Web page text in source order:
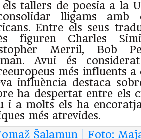
tallers de poesia a la
lligams amb
Entre els seus
figuren Charles
Merril, Bob
Avui és
més influents a
influència destaca
ha despertat entre els
i a molts els ha
més atrevides.